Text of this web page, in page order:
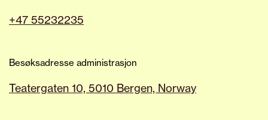
+47 55232235
Besøksadresse administrasjon
Teatergaten 10, 5010 Bergen, Norway